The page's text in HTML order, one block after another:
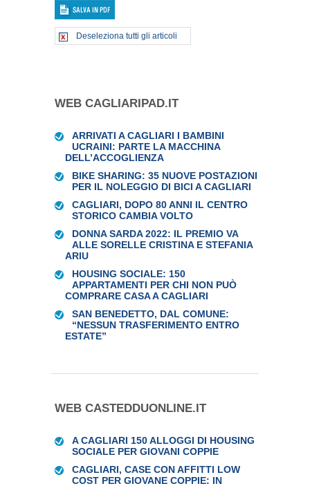
Deseleziona tutti gli articoli
WEB CAGLIARIPAD.IT
ARRIVATI A CAGLIARI I BAMBINI
UCRAINI: PARTE LA MACCHINA
DELL’ACCOGLIENZA
BIKE SHARING: 35 NUOVE POSTAZIONI
PER IL NOLEGGIO DI BICI A CAGLIARI
CAGLIARI, DOPO 80 ANNI IL CENTRO
STORICO CAMBIA VOLTO
DONNA SARDA 2022: IL PREMIO VA
ALLE SORELLE CRISTINA E STEFANIA
ARIU
HOUSING SOCIALE: 150
APPARTAMENTI PER CHI NON PUÒ
COMPRARE CASA A CAGLIARI
SAN BENEDETTO, DAL COMUNE:
“NESSUN TRASFERIMENTO ENTRO
ESTATE”
WEB CASTEDDUONLINE.IT
A CAGLIARI 150 ALLOGGI DI HOUSING
SOCIALE PER GIOVANI COPPIE
CAGLIARI, CASE CON AFFITTI LOW
COST PER GIOVANE COPPIE: IN